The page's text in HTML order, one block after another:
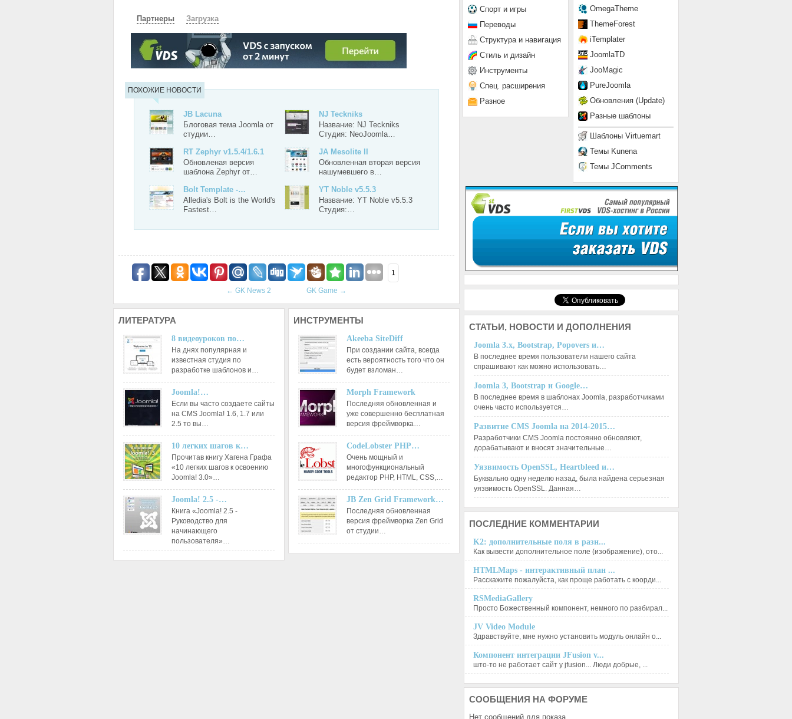
Партнеры Загрузка
СКАЧАТЬ ЗЕРКАЛО ЗЕРКАЛО №2
ПОХОЖИЕ НОВОСТИ
JB Lacuna
Блоговая тема Joomla от
студии…
NJ Teckniks
Название: NJ Teckniks
Студия: NeoJoomla…
RT Zephyr v1.5.4/1.6.1
Обновленая версия
шаблона Zephyr от…
JA Mesolite II
Обновленная вторая версия
нашумевшего в…
Bolt Template -…
Alledia's Bolt is the World's
Fastest…
YT Noble v5.5.3
Название: YT Noble v5.5.3
Студия:…
1
← GK News 2 GK Game →
ЛИТЕРАТУРА
8 видеоуроков по…
На днях популярная и
известная студия по
разработке шаблонов и…
Joomla!…
Если вы часто создаете сайты
на CMS Joomla! 1.6, 1.7 или
2.5 то вы…
10 легких шагов к…
Прочитав книгу Хагена Графа
«10 легких шагов к освоению
Joomla! 3.0»…
Joomla! 2.5 -…
Книга «Joomla! 2.5 -
Руководство для
начинающего
пользователя»…
ИНСТРУМЕНТЫ
Akeeba SiteDiff
При создании сайта, всегда
есть вероятность того что он
будет взломан…
Morph Framework
Последняя обновленная и
уже совершенно бесплатная
версия фреймворка…
CodeLobster PHP…
Очень мощный и
многофункциональный
редактор РНР, HTML, CSS,…
JB Zen Grid Framework…
Последняя обновленная
версия фреймворка Zen Grid
от студии…
OmegaTheme
ThemeForest
iTemplater
JoomlaTD
JooMagic
PureJoomla
Обновления (Update)
Разные шаблоны
Шаблоны Virtuemart
Темы Kunena
Темы JComments
Спорт и игры
Переводы
Структура и навигация
Стиль и дизайн
Инструменты
Спец. расширения
Разное
СТАТЬИ, НОВОСТИ И ДОПОЛНЕНИЯ
Joomla 3.x, Bootstrap, Popovers и…
В последнее время пользователи нашего сайта
спрашивают как можно использовать…
Joomla 3, Bootstrap и Google…
В последнее время в шаблонах Joomla, разработчиками
очень часто используется…
Развитие CMS Joomla на 2014-2015…
Разработчики CMS Joomla постоянно обновляют,
дорабатывают и вносят значительные…
Уязвимость OpenSSL, Heartbleed и…
Буквально одну неделю назад, была найдена серьезная
уязвимость OpenSSL. Данная…
ПОСЛЕДНИЕ КОММЕНТАРИИ
K2: дополнительные поля в разн...
Как вывести дополнительное поле (изображение), ото...
HTMLMaps - интерактивный план ...
Расскажите пожалуйста, как проще работать с коорди...
RSMediaGallery
Просто Божественный компонент, немного по разбирал...
JV Video Module
Здравствуйте, мне нужно установить модуль онлайн о...
Компонент интеграции JFusion v...
што-то не работает сайт у jfusion... Люди добрые, ...
СООБЩЕНИЯ НА ФОРУМЕ
Нет сообщений для показа